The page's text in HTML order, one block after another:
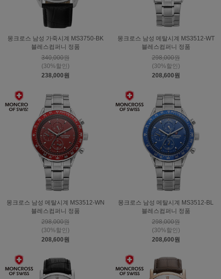
몽크로스 남성 가죽시계 MS3750-BK
블레스컴퍼니 정품
340,000원
(30%할인)
238,000원
몽크로스 남성 메탈시계 MS3512-WT
블레스컴퍼니 정품
298,000원
(30%할인)
208,600원
몽크로스 남성 메탈시계 MS3512-WN
블레스컴퍼니 정품
298,000원
(30%할인)
208,600원
몽크로스 남성 메탈시계 MS3512-BL
블레스컴퍼니 정품
298,000원
(30%할인)
208,600원